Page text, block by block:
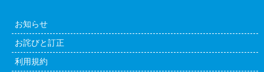
お知らせ
お詫びと訂正
利用規約